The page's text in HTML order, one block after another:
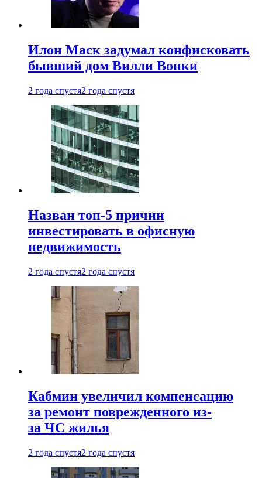
Илон Маск задумал конфисковать
бывший дом Вилли Вонки
2 года спустя2 года спустя
Назван топ-5 причин
инвестировать в офисную
недвижимость
2 года спустя2 года спустя
Кабмин увеличил компенсацию
за ремонт поврежденного из-
за ЧС жилья
2 года спустя2 года спустя